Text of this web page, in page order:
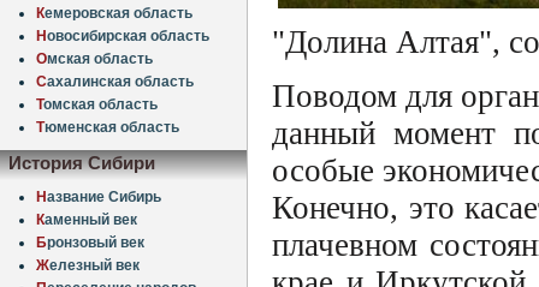
Кемеровская область
Новосибирская область
Омская область
Сахалинская область
Томская область
Тюменская область
История Сибири
Название Сибирь
Каменный век
Бронзовый век
Железный век
"Долина Алтая",
Поводом для
данный момент
особые
Конечно, это
плачевном